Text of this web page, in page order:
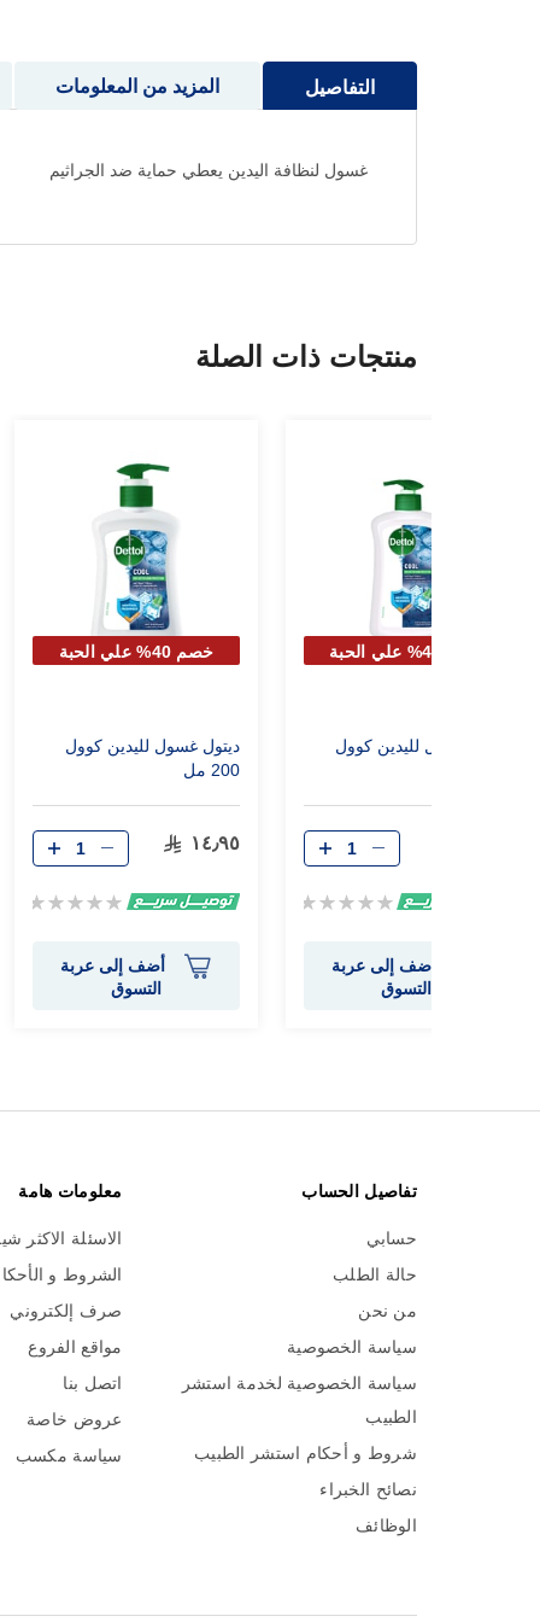
معرض
التفاصيل
غسول لنظافة اليدين يعطي حماية ضد الجراثيم
المزيد من المعلومات
منتجات ذات الصلة
خصم 40% علي الحبة
ديتول غسول لليدين كوول
Rating:
أضف إلى عربة
التسوق
خصم 40% علي الحبة
ديتول غسول لليدين كوول
200 مل
١٤٫٩٥
Rating:
أضف إلى عربة
التسوق
تفاصيل الحساب
حسابي
حالة الطلب
من نحن
سياسة الخصوصية
سياسة الخصوصية لخدمة استشر
الطبيب
شروط و أحكام استشر الطبيب
نصائح الخبراء
الوظائف
معلومات هامة
الاسئلة الاكثر
الشروط و
صرف إلكتروني
مواقع الفروع
اتصل بنا
عروض خاصة
سياسة مكسب